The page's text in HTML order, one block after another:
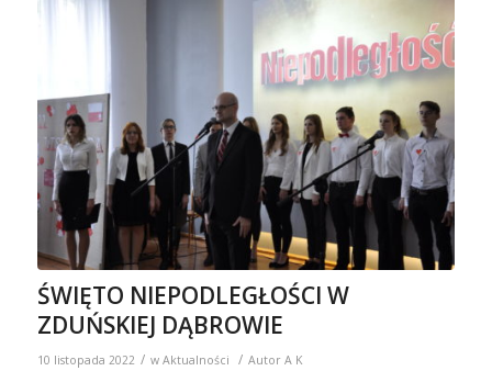
ŚWIĘTO NIEPODLEGŁOŚCI W
ZDUŃSKIEJ DĄBROWIE
10 listopada 2022 / w Aktualności / Autor A K